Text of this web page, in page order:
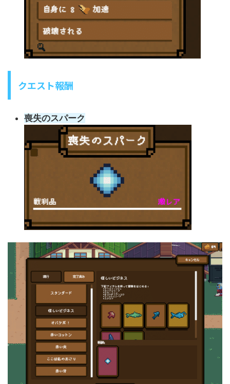
クエスト報酬
喪失のスパーク